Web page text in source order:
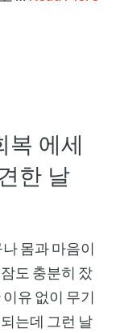
복 에세
한 날
몸과 마음이
도 충분히 잤
유 없이 무기
는데 그런 날